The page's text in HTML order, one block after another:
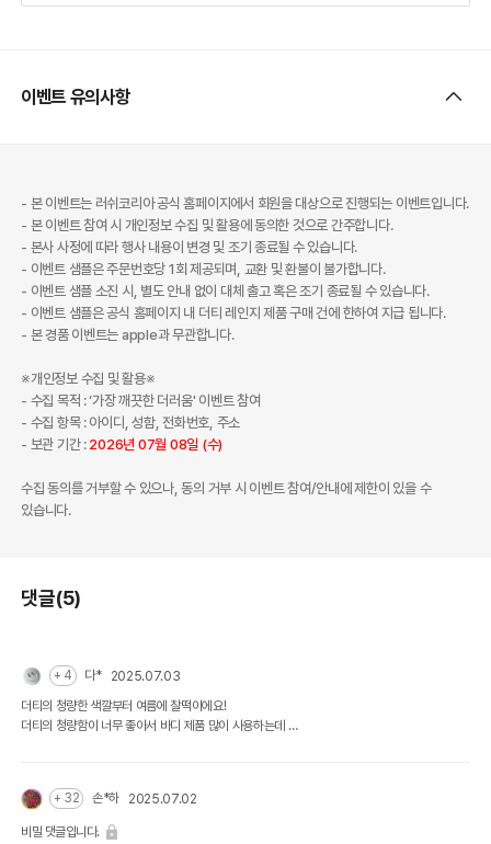
이벤트 유의사항
- 본 이벤트는 러쉬코리아 공식 홈페이지에서 회원을 대상으로 진행되는 이벤트입니다.
- 본 이벤트 참여 시 개인정보 수집 및 활용에 동의한 것으로 간주합니다.
- 본사 사정에 따라 행사 내용이 변경 및 조기 종료될 수 있습니다.
- 이벤트 샘플은 주문번호당 1회 제공되며, 교환 및 환불이 불가합니다.
- 이벤트 샘플 소진 시, 별도 안내 없이 대체 출고 혹은 조기 종료될 수 있습니다.
- 이벤트 샘플은 공식 홈페이지 내 더티 레인지 제품 구매 건에 한하여 지급 됩니다.
- 본 경품 이벤트는 apple과 무관합니다.
※개인정보 수집 및 활용※
- 수집 목적 : ‘가장 깨끗한 더러움' 이벤트 참여
- 수집 항목 : 아이디, 성함, 전화번호, 주소
- 보관 기간 : 2026년 07월 08일 (수)
수집 동의를 거부할 수 있으나, 동의 거부 시 이벤트 참여/안내에 제한이 있을 수
있습니다.
댓글(5)
+ 4 다*
2025.07.03
더티의 청량한 색깔부터 여름에 찰떡이에요!
더티의 청량함이 너무 좋아서 바디 제품 많이 사용하는데
+ 32 손*하 2025.07.02
비밀 댓글입니다.